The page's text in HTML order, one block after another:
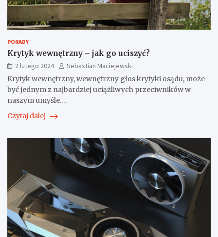
PORADY
Krytyk wewnętrzny – jak go uciszyć?
2 lutego 2024
Sebastian Maciejewski
Krytyk wewnętrzny, wewnętrzny głos krytyki osądu, może
być jednym z najbardziej uciążliwych przeciwników w
naszym umyśle.…
Czytaj dalej